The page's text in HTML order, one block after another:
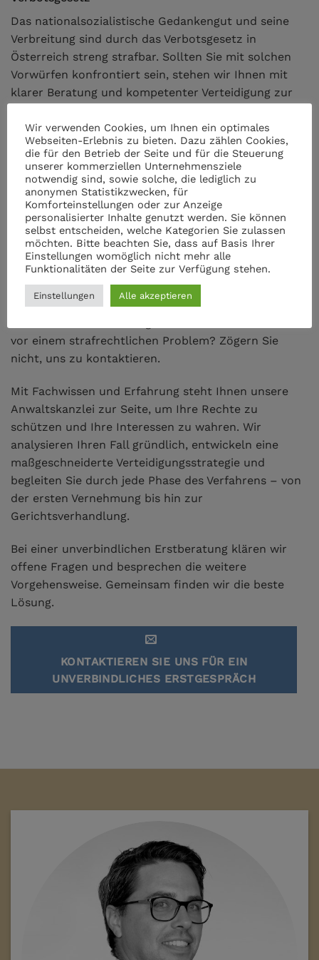
Das nationalsozialistische Gedankengut und seine
Verbreitung sind durch das Verbotsgesetz in
Österreich streng strafbar. Sollten Sie mit solchen
Vorwürfen konfrontiert sein, stehen wir Ihnen mit
klarer Beratung und kompetenter Verteidigung zur
Wann ist es sinnvoll einen Anwalt für
Strafrecht zu kontaktieren?
Eine frühzeitge Beratung eines Rechtsanwalts für
Strafrecht kann entscheidend für den Erfolg Ihrer
Verteidigung sein. Bereits im frühen Stadium eines
Strafverfahrens lassen sich Weichen stellen, die den
Ausgang des Verfahrens massgeblich beeinflussen.
vor einem strafrechtlichen Problem? Zögern Sie
nicht, uns zu kontaktieren.
Mit Fachwissen und Erfahrung steht Ihnen unsere
Anwaltskanzlei zur Seite, um Ihre Rechte zu
schützen und Ihre Interessen zu wahren. Wir
analysieren Ihren Fall gründlich, entwickeln eine
maßgeschneiderte Verteidigungsstrategie und
begleiten Sie durch jede Phase des Verfahrens – von
der ersten Vernehmung bis hin zur
Gerichtsverhandlung.
Bei einer unverbindlichen Erstberatung klären wir
offene Fragen und besprechen die weitere
Vorgehensweise. Gemeinsam finden wir die beste
Lösung.
KONTAKTIEREN SIE UNS FÜR EIN
UNVERBINDLICHES ERSTGESPRÄCH
Wir verwenden Cookies, um Ihnen ein optimales
Webseiten-Erlebnis zu bieten. Dazu zählen Cookies,
die für den Betrieb der Seite und für die Steuerung
unserer kommerziellen Unternehmensziele
notwendig sind, sowie solche, die lediglich zu
anonymen Statistikzwecken, für
Komforteinstellungen oder zur Anzeige
personalisierter Inhalte genutzt werden. Sie können
selbst entscheiden, welche Kategorien Sie zulassen
möchten. Bitte beachten Sie, dass auf Basis Ihrer
Einstellungen womöglich nicht mehr alle
Funktionalitäten der Seite zur Verfügung stehen.
Einstellungen Alle akzeptieren